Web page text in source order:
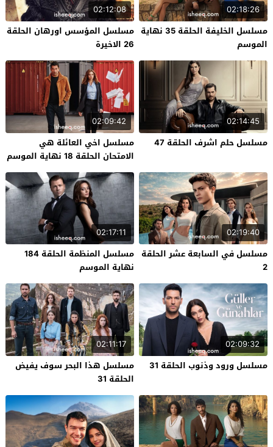
02:18:26
مسلسل الخليفة الحلقة 35 نهاية
الموسم
02:12:08
مسلسل المؤسس اورهان الحلقة
26 الاخيرة
02:14:45
مسلسل حلم اشرف الحلقة 47
02:09:42
مسلسل اخي العائلة هي
الامتحان الحلقة 18 نهاية الموسم
02:19:40
مسلسل في السابعة عشر الحلقة
2
02:17:11
مسلسل المنظمة الحلقة 184
نهاية الموسم
02:09:32
مسلسل ورود وذنوب الحلقة 31
02:11:17
مسلسل هذا البحر سوف يفيض
الحلقة 31